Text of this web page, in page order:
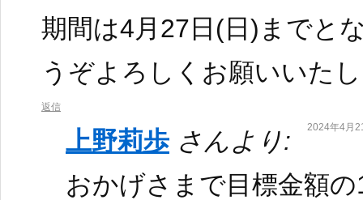
期間は4月27日(日)までと
うぞよろしくお願いいた
返信
上野莉歩 さんより: 2024年4月
おかげさまで目標金額